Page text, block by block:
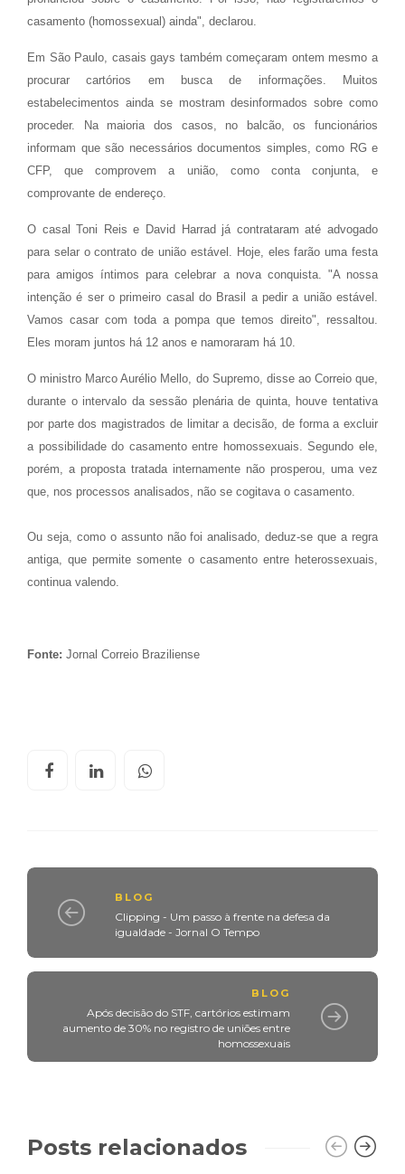
casamento (homossexual) ainda", declarou.
Em São Paulo, casais gays também começaram ontem mesmo a
procurar cartórios em busca de informações. Muitos
estabelecimentos ainda se mostram desinformados sobre como
proceder. Na maioria dos casos, no balcão, os funcionários
informam que são necessários documentos simples, como RG e
CFP, que comprovem a união, como conta conjunta, e
comprovante de endereço.
O casal Toni Reis e David Harrad já contrataram até advogado
para selar o contrato de união estável. Hoje, eles farão uma festa
para amigos íntimos para celebrar a nova conquista. "A nossa
intenção é ser o primeiro casal do Brasil a pedir a união estável.
Vamos casar com toda a pompa que temos direito", ressaltou.
Eles moram juntos há 12 anos e namoraram há 10.
O ministro Marco Aurélio Mello, do Supremo, disse ao Correio que,
durante o intervalo da sessão plenária de quinta, houve tentativa
por parte dos magistrados de limitar a decisão, de forma a excluir
a possibilidade do casamento entre homossexuais. Segundo ele,
porém, a proposta tratada internamente não prosperou, uma vez
que, nos processos analisados, não se cogitava o casamento.
Ou seja, como o assunto não foi analisado, deduz-se que a regra
antiga, que permite somente o casamento entre heterossexuais,
continua valendo.
Fonte: Jornal Correio Braziliense
BLOG
Clipping - Um passo à frente na defesa da
igualdade - Jornal O Tempo
BLOG
Após decisão do STF, cartórios estimam
aumento de 30% no registro de uniões entre
homossexuais
Posts relacionados